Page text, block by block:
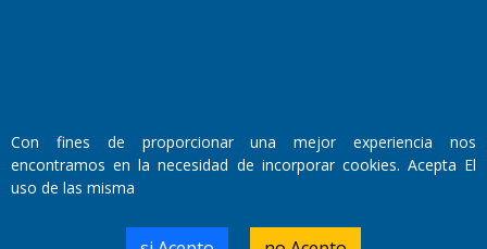
Santa Rosa, La Pampa.
Con fines de proporcionar una mejor experiencia nos
encontramos en la necesidad de incorporar cookies. Acepta El
uso de las misma